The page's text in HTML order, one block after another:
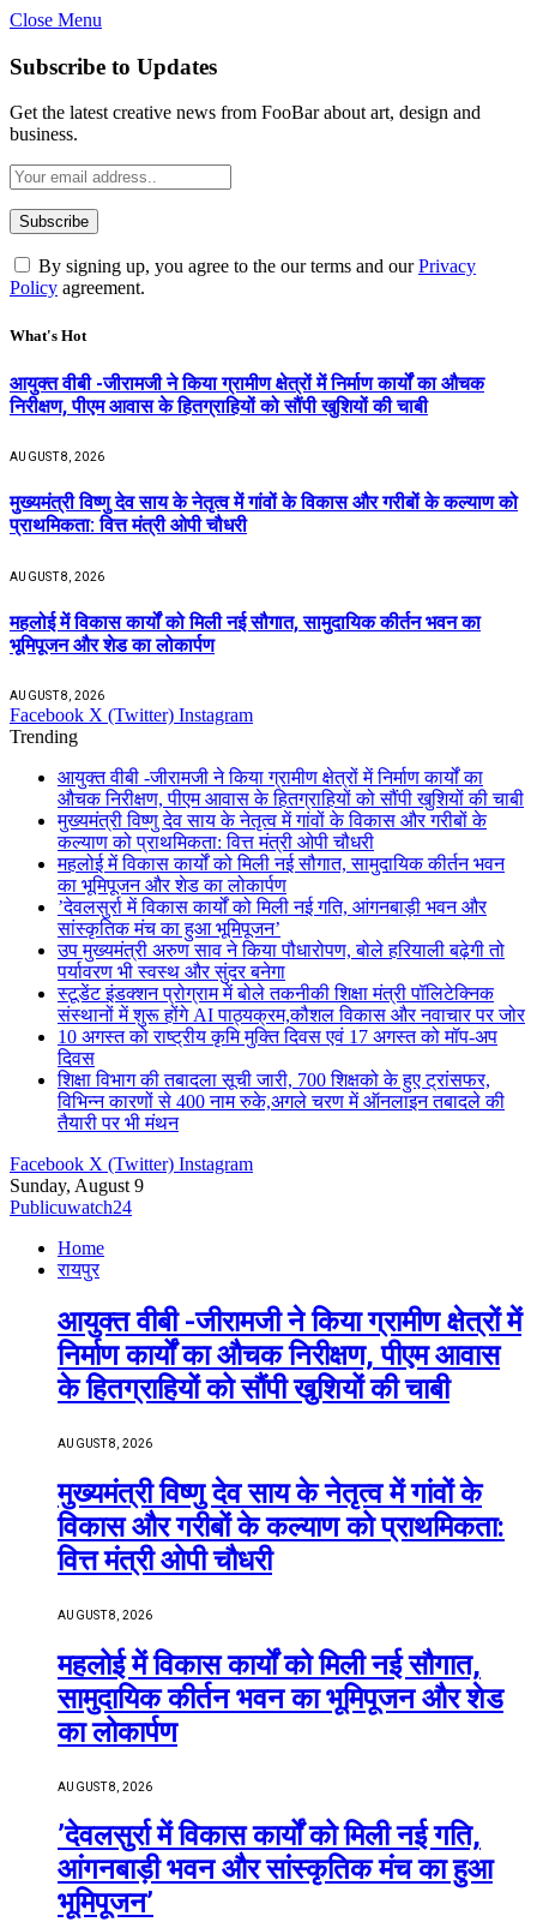
Close Menu
Subscribe to Updates
Get the latest creative news from FooBar about art, design and
business.
By signing up, you agree to the our terms and ourPrivacy
Policy agreement.
What's Hot
आयुक्त वीबी -जीरामजी ने किया ग्रामीण क्षेत्रों में निर्माण कार्यों का औचक
निरीक्षण, पीएम आवास के हितग्राहियों को सौंपी खुशियों की चाबी
AUGUST 8, 2026
मुख्यमंत्री विष्णु देव साय के नेतृत्व में गांवों के विकास और गरीबों के कल्याण को
प्राथमिकता: वित्त मंत्री ओपी चौधरी
AUGUST 8, 2026
महलोई में विकास कार्यों को मिली नई सौगात, सामुदायिक कीर्तन भवन का
भूमिपूजन और शेड का लोकार्पण
AUGUST 8, 2026
Facebook X (Twitter) Instagram
Trending
आयुक्त वीबी -जीरामजी ने किया ग्रामीण क्षेत्रों में निर्माण कार्यों का
औचक निरीक्षण, पीएम आवास के हितग्राहियों को सौंपी खुशियों की चाबी
मुख्यमंत्री विष्णु देव साय के नेतृत्व में गांवों के विकास और गरीबों के
कल्याण को प्राथमिकता: वित्त मंत्री ओपी चौधरी
महलोई में विकास कार्यों को मिली नई सौगात, सामुदायिक कीर्तन भवन
का भूमिपूजन और शेड का लोकार्पण
’देवलसुर्रा में विकास कार्यों को मिली नई गति, आंगनबाड़ी भवन और
सांस्कृतिक मंच का हुआ भूमिपूजन’
उप मुख्यमंत्री अरुण साव ने किया पौधारोपण, बोले हरियाली बढ़ेगी तो
पर्यावरण भी स्वस्थ और सुंदर बनेगा
स्टूडेंट इंडक्शन प्रोग्राम में बोले तकनीकी शिक्षा मंत्री पॉलिटेक्निक
संस्थानों में शुरू होंगे AI पाठ्यक्रम,कौशल विकास और नवाचार पर जोर
10 अगस्त को राष्ट्रीय कृमि मुक्ति दिवस एवं 17 अगस्त को मॉप-अप
दिवस
शिक्षा विभाग की तबादला सूची जारी, 700 शिक्षको के हुए ट्रांसफर,
विभिन्न कारणों से 400 नाम रुके,अगले चरण में ऑनलाइन तबादले की
तैयारी पर भी मंथन
Facebook X (Twitter) Instagram
Sunday, August 9
Publicuwatch24
Home
रायपुर
आयुक्त वीबी -जीरामजी ने किया ग्रामीण क्षेत्रों में
निर्माण कार्यों का औचक निरीक्षण, पीएम आवास
के हितग्राहियों को सौंपी खुशियों की चाबी
AUGUST 8, 2026
मुख्यमंत्री विष्णु देव साय के नेतृत्व में गांवों के
विकास और गरीबों के कल्याण को प्राथमिकता:
वित्त मंत्री ओपी चौधरी
AUGUST 8, 2026
महलोई में विकास कार्यों को मिली नई सौगात,
सामुदायिक कीर्तन भवन का भूमिपूजन और शेड
का लोकार्पण
AUGUST 8, 2026
’देवलसुर्रा में विकास कार्यों को मिली नई गति,
आंगनबाड़ी भवन और सांस्कृतिक मंच का हुआ
भूमिपूजन’